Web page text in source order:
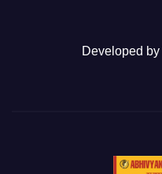
Developed by